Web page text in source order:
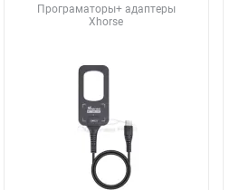
Програматоры+ адаптеры
Xhorse